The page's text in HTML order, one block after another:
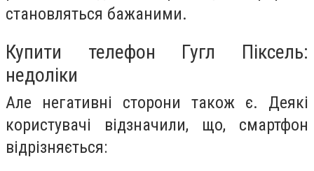
становляться бажаними.
Купити телефон Гугл Піксель:
недоліки
Але негативні сторони також є. Деякі
користувачі відзначили, що, смартфон
відрізняється: